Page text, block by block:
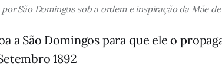
São Domingos sob a ordem e inspiração da Mãe de
a São Domingos para que ele o
1892